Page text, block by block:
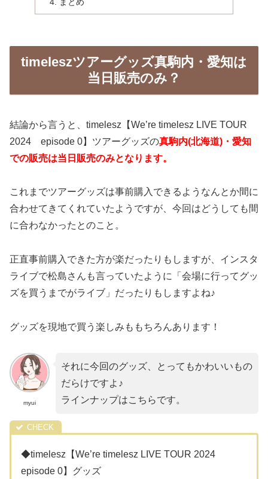
timeleszツアーグッズ真駒内・愛知は
当日販売のみ？
結論から言うと、timelesz【We’re timelesz LIVE TOUR
2024 episode 0】ツアーグッズの真駒内(北海道)・愛知
での販売は当日販売のみとなります。
これまでツアーグッズは事前購入できるようなんとか間に
合わせてきてくれていたようですが、今回はどうしても間
に合わなかったとのこと。
正直事前購入できた方が楽だったりもしますが、インスタ
ライブで松島さんも言っていたように「会場に行ってグッ
ズを買うまでがライブ」だったりもしますよね♪
グッズを現地で買う楽しみももちろんあります！
myui
それに今回のグッズ、とってもかわいいもの
だらけですよ♪
ラインナップはこちらです。
◆timelesz【We’re timelesz LIVE TOUR 2024
episode 0】グッズ